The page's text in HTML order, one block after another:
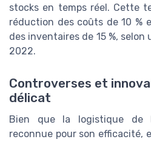
stocks en temps réel. Cette
réduction des coûts de 10 %
des inventaires de 15 %,
2022.
Controverses et
délicat
Bien que la logistique de
reconnue pour son efficacité,